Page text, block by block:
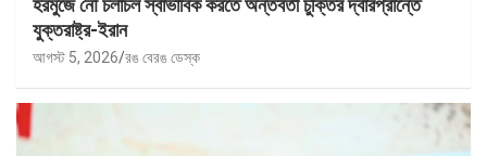
হরমুজে নৌ চলাচল স্বাভাবিক করতে অন্তর্বর্তী চুক্তির দ্বারপ্রান্তে
যুক্তরাষ্ট্র-ইরান
আগস্ট 5, 2026 রঙ বেরঙ ডেস্ক